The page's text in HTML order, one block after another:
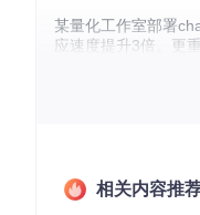
某量化工作室部署
应速度提升3倍。更
相关内容推